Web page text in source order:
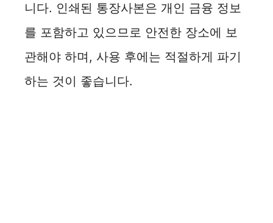
니다. 인쇄된 통장사본은 개인 금융 정보
를 포함하고 있으므로 안전한 장소에 보
관해야 하며, 사용 후에는 적절하게 파기
하는 것이 좋습니다.